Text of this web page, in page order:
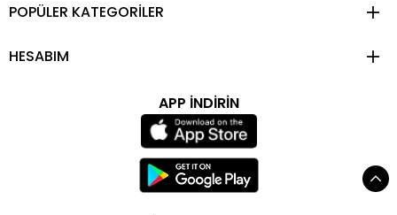
POPÜLER KATEGORİLER
HESABIM
APP İNDİRİN